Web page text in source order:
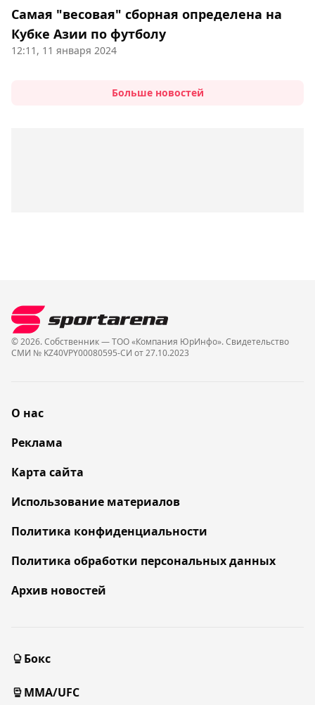
Самая "весовая" сборная определена на
Кубке Азии по футболу
12:11, 11 января 2024
Больше новостей
© 2026. Собственник — ТОО «Компания ЮрИнфо». Cвидетельство
СМИ № KZ40VPY00080595-СИ от 27.10.2023
О нас
Реклама
Карта сайта
Использование материалов
Политика конфиденциальности
Политика обработки персональных данных
Архив новостей
Бокс
MMA/UFC